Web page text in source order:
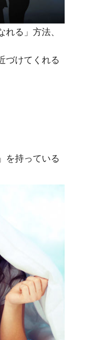
る」方法、
づけてくれる
を持っている